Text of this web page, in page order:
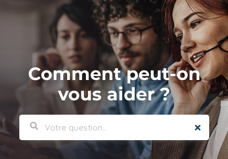
Comment peut-on
vous aider ?